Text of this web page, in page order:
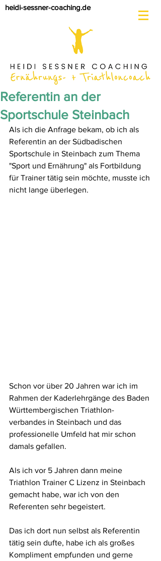
heidi-sessner-coaching.de
Referentin an der
Sportschule Steinbach
Als ich die Anfrage bekam, ob ich als
Referentin an der Südbadischen
Sportschule in Steinbach zum Thema
"Sport und Ernährung" als Fortbildung
für Trainer tätig sein möchte, musste ich
nicht lange überlegen.
Schon vor über 20 Jahren war ich im
Rahmen der Kaderlehrgänge des Baden
Württembergischen Triathlon-
verbandes in Steinbach und das
professionelle Umfeld hat mir schon
damals gefallen.
Als ich vor 5 Jahren dann meine
Triathlon Trainer C Lizenz in Steinbach
gemacht habe, war ich von den
Referenten sehr begeistert.
Das ich dort nun selbst als Referentin
tätig sein dufte, habe ich als großes
Kompliment empfunden und gerne